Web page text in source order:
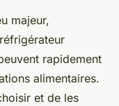
majeur,
rapidement
alimentaires.
et de les